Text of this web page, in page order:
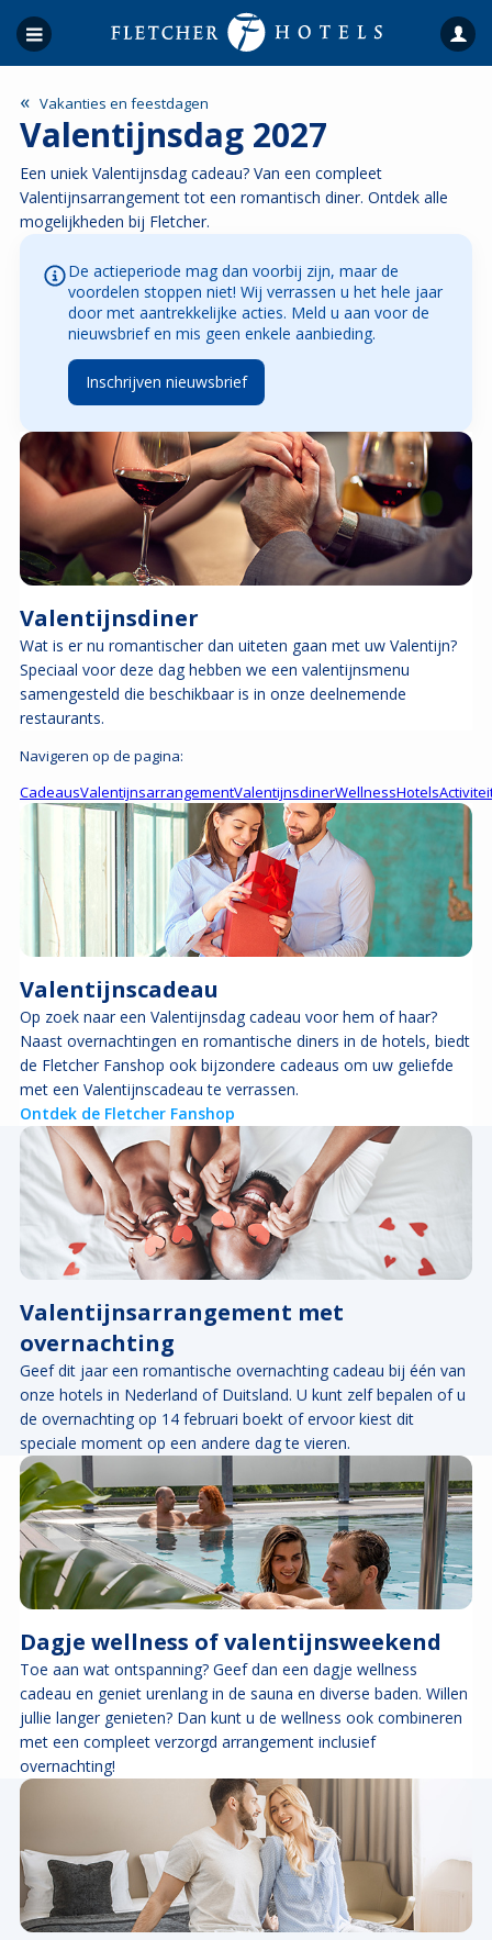
« Vakanties en feestdagen
Valentijnsdag 2027
Een uniek Valentijnsdag cadeau? Van een compleet
Valentijnsarrangement tot een romantisch diner. Ontdek alle
mogelijkheden bij Fletcher.
De actieperiode mag dan voorbij zijn, maar de
voordelen stoppen niet! Wij verrassen u het hele jaar
door met aantrekkelijke acties. Meld u aan voor de
nieuwsbrief en mis geen enkele aanbieding.
Inschrijven nieuwsbrief
Valentijnsdiner
Wat is er nu romantischer dan uiteten gaan met uw Valentijn?
Speciaal voor deze dag hebben we een valentijnsmenu
samengesteld die beschikbaar is in onze deelnemende
restaurants.
Valentijnscadeau
Op zoek naar een Valentijnsdag cadeau voor hem of haar?
Naast overnachtingen en romantische diners in de hotels, biedt
de Fletcher Fanshop ook bijzondere cadeaus om uw geliefde
met een Valentijnscadeau te verrassen.
Ontdek de Fletcher Fanshop
Valentijnsarrangement met
overnachting
Geef dit jaar een romantische overnachting cadeau bij één van
onze hotels in Nederland of Duitsland. U kunt zelf bepalen of u
de overnachting op 14 februari boekt of ervoor kiest dit
speciale moment op een andere dag te vieren.
Dagje wellness of valentijnsweekend
Toe aan wat ontspanning? Geef dan een dagje wellness
cadeau en geniet urenlang in de sauna en diverse baden. Willen
jullie langer genieten? Dan kunt u de wellness ook combineren
met een compleet verzorgd arrangement inclusief
overnachting!